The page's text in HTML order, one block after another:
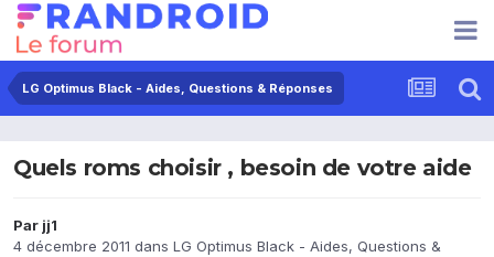
LG Optimus Black - Aides, Questions & Réponses
Quels roms choisir , besoin de votre aide
Par jj1
4 décembre 2011 dans LG Optimus Black - Aides, Questions &